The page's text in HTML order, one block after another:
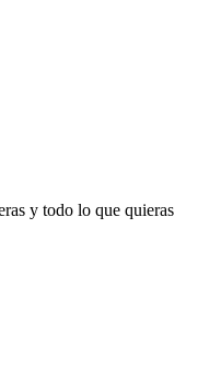
y todo lo que quieras